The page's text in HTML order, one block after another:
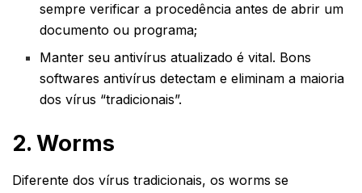
sempre verificar a procedência antes de abrir um
documento ou programa;
Manter seu antivírus atualizado é vital. Bons
softwares antivírus detectam e eliminam a maioria
dos vírus “tradicionais”.
2. Worms
Diferente dos vírus tradicionais, os worms se